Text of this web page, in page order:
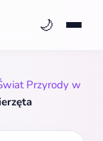
🌙
Przyrody w